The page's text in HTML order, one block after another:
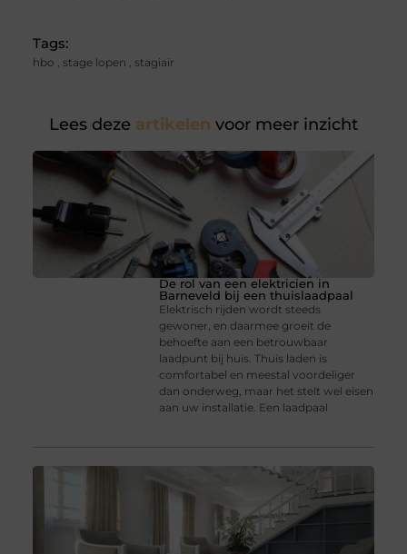
Tags:
hbo , stage lopen , stagiair
Lees deze artikelen voor meer inzicht
De rol van een elektricien in
Barneveld bij een thuislaadpaal
Elektrisch rijden wordt steeds
gewoner, en daarmee groeit de
behoefte aan een betrouwbaar
laadpunt bij huis. Thuis laden is
comfortabel en meestal voordeliger
dan onderweg, maar het stelt wel eisen
aan uw installatie. Een laadpaal